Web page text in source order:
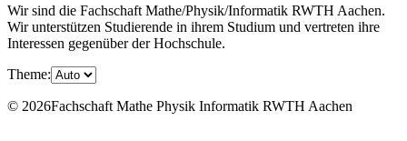
Wir sind die Fachschaft Mathe/Physik/Informatik RWTH Aachen.
Wir unterstützen Studierende in ihrem Studium und vertreten ihre
Interessen gegenüber der Hochschule.
Theme:
© 2026Fachschaft Mathe Physik Informatik RWTH Aachen